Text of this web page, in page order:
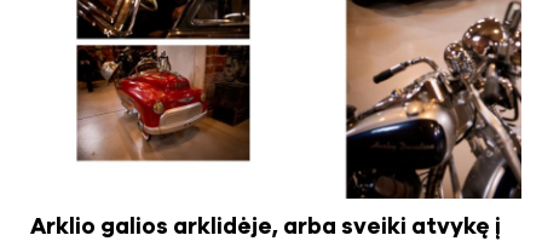
Arklio galios arklidėje, arba sveiki atvykę į